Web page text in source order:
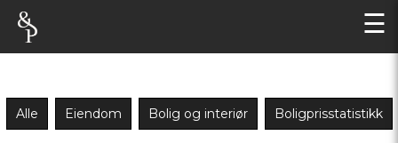
☰
Alle Eiendom Bolig og interiør Boligprisstatistikk